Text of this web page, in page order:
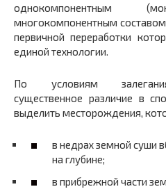
однокомпонентным
многокомпонентным
первичной переработки
единой технологии.
По условиям
существенное различие в
выделить месторождения,
в недрах земной суши
на глубине;
в прибрежной части